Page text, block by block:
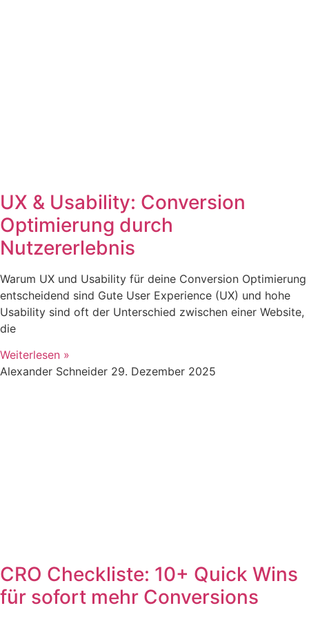
UX & Usability: Conversion
Optimierung durch
Nutzererlebnis
Warum UX und Usability für deine Conversion Optimierung
entscheidend sind Gute User Experience (UX) und hohe
Usability sind oft der Unterschied zwischen einer Website,
die
Weiterlesen »
Alexander Schneider 29. Dezember 2025
CRO Checkliste: 10+ Quick Wins
für sofort mehr Conversions